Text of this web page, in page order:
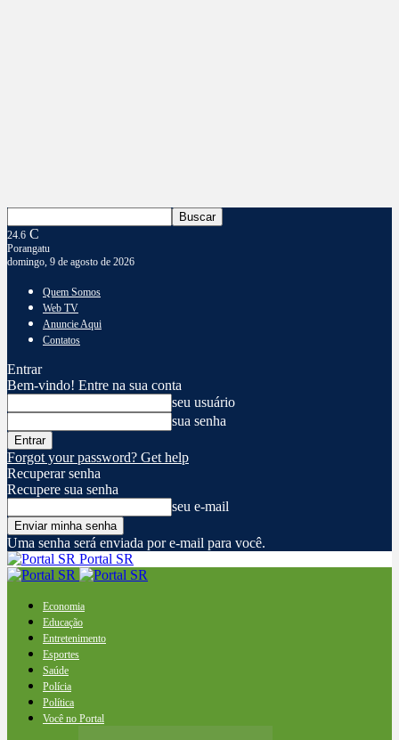
24.6 C
Porangatu
domingo, 9 de agosto de 2026
Quem Somos
Web TV
Anuncie Aqui
Contatos
Entrar
Bem-vindo! Entre na sua conta
seu usuário
sua senha
Forgot your password? Get help
Recuperar senha
Recupere sua senha
seu e-mail
Uma senha será enviada por e-mail para você.
Portal SR
Economia
Educação
Entretenimento
Esportes
Saúde
Polícia
Política
Você no Portal